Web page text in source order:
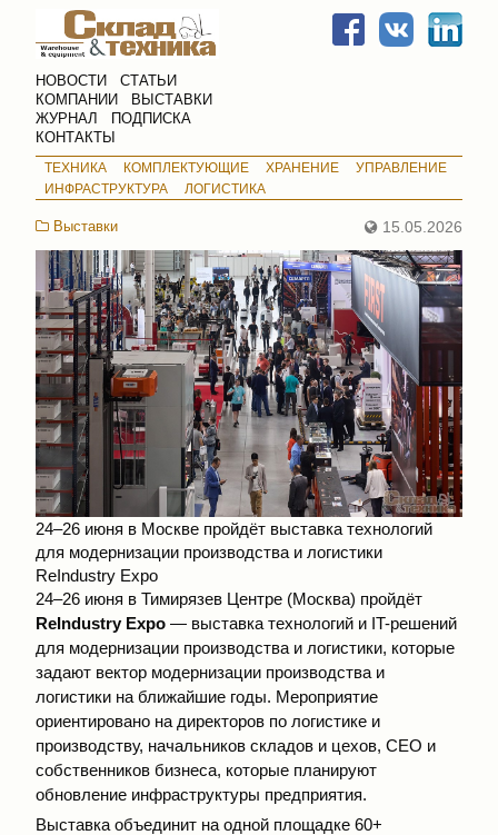
НОВОСТИ
СТАТЬИ
КОМПАНИИ
ВЫСТАВКИ
ЖУРНАЛ
ПОДПИСКА
КОНТАКТЫ
ТЕХНИКА КОМПЛЕКТУЮЩИЕ ХРАНЕНИЕ
УПРАВЛЕНИЕ
ИНФРАСТРУКТУРА
ЛОГИСТИКА
Выставки 15.05.2026
24–26 июня в Москве пройдёт выставка технологий
для модернизации производства и логистики
ReIndustry Expo
24–26 июня в Тимирязев Центре (Москва) пройдёт
ReIndustry Expo — выставка технологий и IT-решений
для модернизации производства и логистики, которые
задают вектор модернизации производства и
логистики на ближайшие годы. Мероприятие
ориентировано на директоров по логистике и
производству, начальников складов и цехов, CEO и
собственников бизнеса, которые планируют
обновление инфраструктуры предприятия.
Выставка объединит на одной площадке 60+